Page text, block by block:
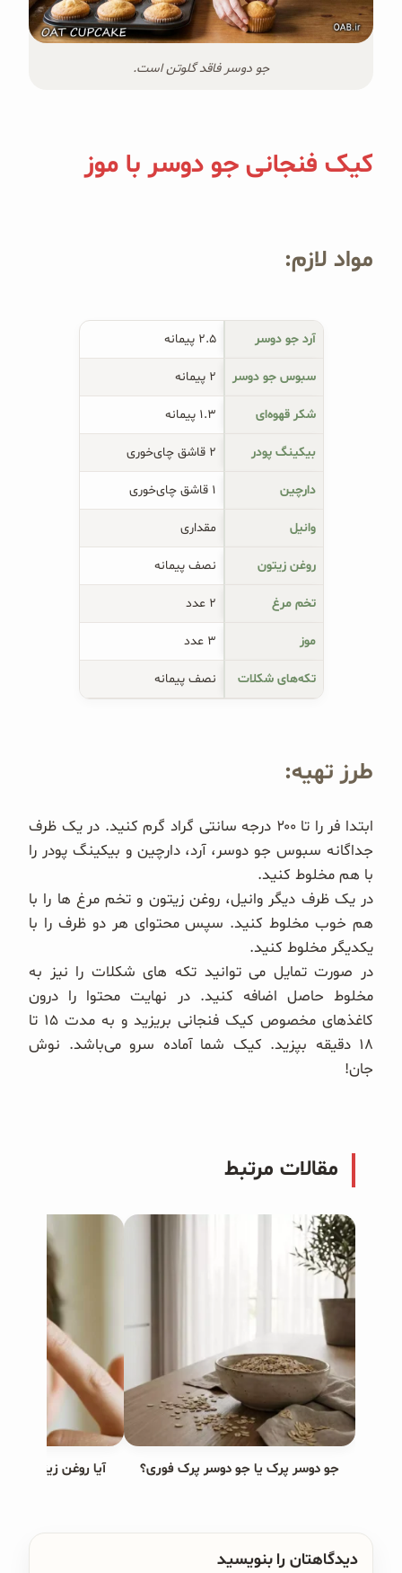
جو دوسر فاقد گلوتن است.
کیک فنجانی جو دوسر با موز
مواد لازم:
آرد جو دوسر ۲.۵ پیمانه
سبوس جو دوسر ۲ پیمانه
شکر قهوه‌ای ۱.۳ پیمانه
بیکینگ پودر ۲ قاشق چای‌خوری
دارچین ۱ قاشق چای‌خوری
وانیل مقداری
روغن زیتون نصف پیمانه
تخم مرغ ۲ عدد
موز ۳ عدد
تکه‌های شکلات نصف پیمانه
طرز تهیه:
ابتدا فر را تا ۲۰۰ درجه سانتی گراد گرم کنید. در یک ظرف
جداگانه سبوس جو دوسر، آرد، دارچین و بیکینگ پودر را
با هم مخلوط کنید.
در یک ظرف دیگر وانیل، روغن زیتون و تخم مرغ ها را با
هم خوب مخلوط کنید. سپس محتوای هر دو ظرف را با
یکدیگر مخلوط کنید.
در صورت تمایل می توانید تکه های شکلات را نیز به
مخلوط حاصل اضافه کنید. در نهایت محتوا را درون
کاغذهای مخصوص کیک فنجانی بریزید و به مدت ۱۵ تا
۱۸ دقیقه بپزید. کیک شما آماده سرو می‌باشد. نوش
جان!
مقالات مرتبط
جو دوسر پرک یا جو دوسر پرک فوری؟ آیا روغن زیتون
دیدگاهتان را بنویسید